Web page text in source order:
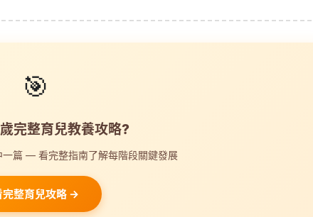
🎯
完整育兒教養攻略?
一篇 — 看完整指南了解每階段關鍵發展
完整育兒攻略 →